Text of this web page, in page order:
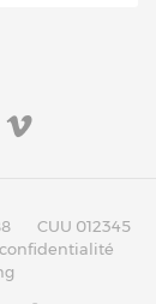
CUU 012345